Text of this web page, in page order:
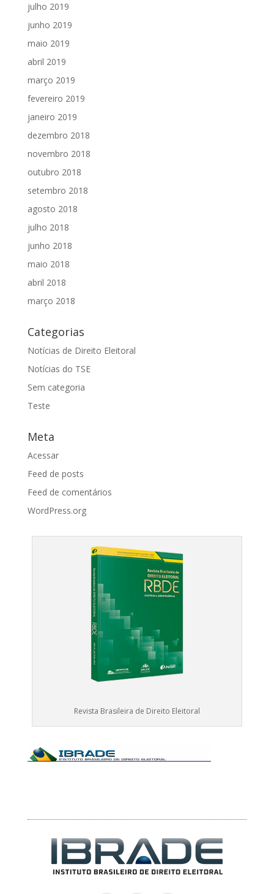
julho 2019
junho 2019
maio 2019
abril 2019
março 2019
fevereiro 2019
janeiro 2019
dezembro 2018
novembro 2018
outubro 2018
setembro 2018
agosto 2018
julho 2018
junho 2018
maio 2018
abril 2018
março 2018
Categorias
Notícias de Direito Eleitoral
Notícias do TSE
Sem categoria
Teste
Meta
Acessar
Feed de posts
Feed de comentários
WordPress.org
Revista Brasileira de Direito Eleitoral